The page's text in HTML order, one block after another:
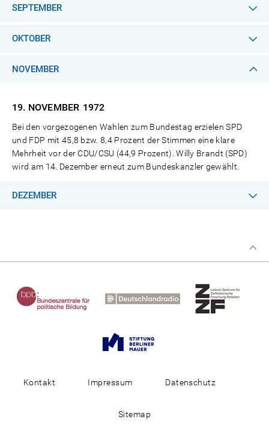
SEPTEMBER
OKTOBER
NOVEMBER
19. NOVEMBER 1972
Bei den vorgezogenen Wahlen zum Bundestag erzielen SPD
und FDP mit 45,8 bzw. 8,4 Prozent der Stimmen eine klare
Mehrheit vor der CDU/CSU (44,9 Prozent). Willy Brandt (SPD)
wird am 14. Dezember erneut zum Bundeskanzler gewählt.
DEZEMBER
Kontakt Impressum Datenschutz
Sitemap